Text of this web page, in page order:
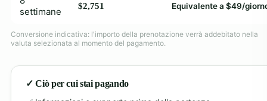
settimane
$2,751 Equivalente a $49/
Conversione indicativa: l'importo della prenotazione verrà addebitato nella
valuta selezionata al momento del pagamento.
✓ Ciò per cui stai pagando